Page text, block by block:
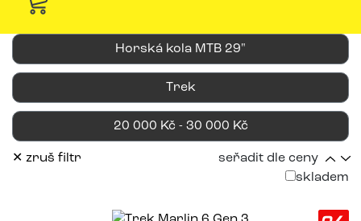
Horská kola MTB 29"
Trek
20 000 Kč - 30 000 Kč
✕ zruš filtr
seřadit dle ceny
skladem